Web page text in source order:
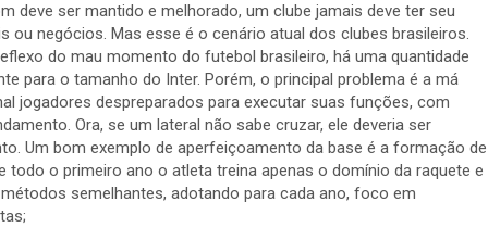
deve ser mantido e melhorado, um clube jamais deve ter seu
negócios. Mas esse é o cenário atual dos clubes brasileiros.
do mau momento do futebol brasileiro, há uma quantidade
para o tamanho do Inter. Porém, o principal problema é a má
jogadores despreparados para executar suas funções, com
Ora, se um lateral não sabe cruzar, ele deveria ser
Um bom exemplo de aperfeiçoamento da base é a formação de
o primeiro ano o atleta treina apenas o domínio da raquete e
semelhantes, adotando para cada ano, foco em